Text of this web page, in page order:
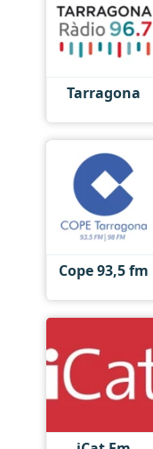
Tarragona
Cope 93,5 fm